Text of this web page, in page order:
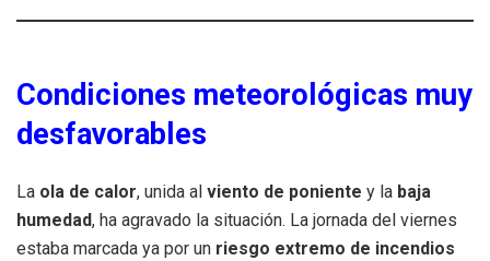
Condiciones meteorológicas muy
desfavorables
La ola de calor, unida al viento de poniente y la baja
humedad, ha agravado la situación. La jornada del viernes
estaba marcada ya por un riesgo extremo de incendios